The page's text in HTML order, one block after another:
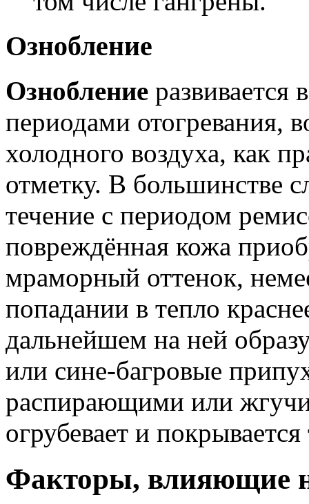
Ознобление
Ознобление развивается
периодами отогревания,
холодного воздуха, как
отметку. В большинстве
течение с периодом
повреждённая кожа
мраморный оттенок,
попадании в тепло
дальнейшем на ней
или сине-багровые
распирающими или
огрубевает и
Факторы, влияющие